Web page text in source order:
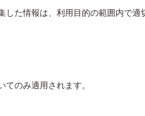
た情報は、利用目的の範囲内で適
のみ適用されます。